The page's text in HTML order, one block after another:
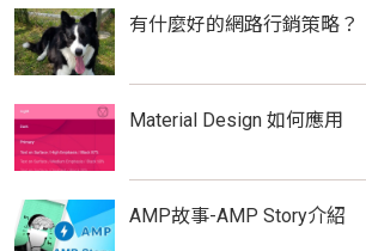
有什麼好的網路行銷策略？
Material Design 如何應用
AMP故事-AMP Story介紹